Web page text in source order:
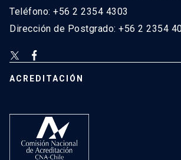
Teléfono: +56 2 2354 4303
Dirección de Postgrado: +56 2 2354
ACREDITACIÓN